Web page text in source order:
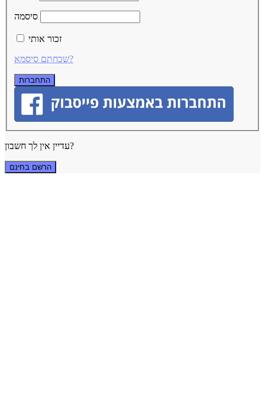
סיסמה
זכור אותי
שכחתם סיסמא?
עדיין אין לך חשבון?
הרשם בחינם